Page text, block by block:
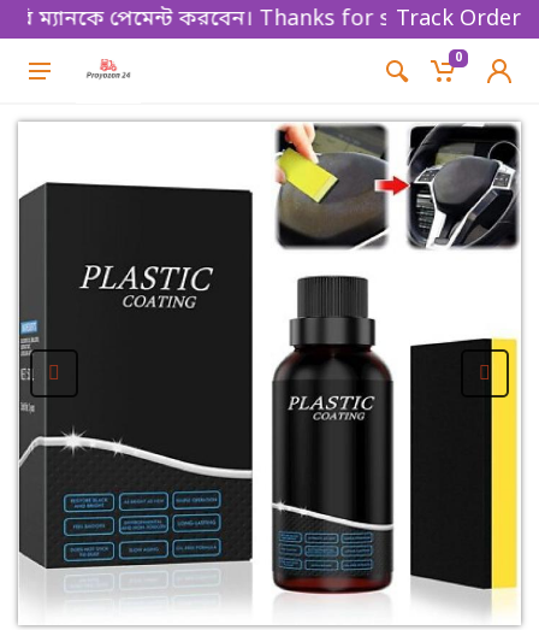
পেমেন্ট করবেন। Thanks for shopping!Track Order
0